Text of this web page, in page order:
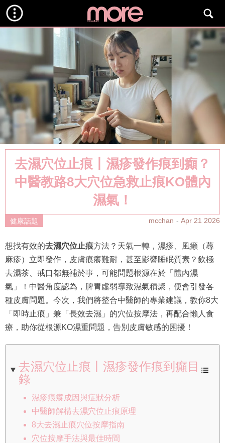
去濕穴位止痕丨濕疹發作痕到癲？
中醫教路8大穴位急救止痕KO體內
濕氣！
健康話題 mcchan Apr 21 2026
想找有效的去濕穴位止痕方法？天氣一轉，濕疹、風癩（蕁
麻疹）立即發作，皮膚痕癢難耐，甚至影響睡眠質素？飲極
去濕茶、戒口都無補於事，可能問題根源在於「體內濕
氣」！中醫角度認為，脾胃虛弱導致濕氣積聚，便會引發各
種皮膚問題。今次，我們將整合中醫師的專業建議，教你8大
「即時止痕」兼「長效去濕」的穴位按摩法，再配合懶人食
療，助你從根源KO濕重問題，告別皮膚敏感的困擾！
去濕穴位止痕丨濕疹發作痕到癲目
錄
濕疹痕癢成因與症狀分析
中醫師解構去濕穴位止痕原理
8大去濕止痕穴位按摩指南
穴位按摩手法與最佳時間